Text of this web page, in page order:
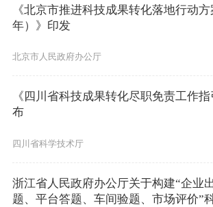
《北京市推进科技成果转化落地行动
年）》印发
北京市人民政府办公厅
《四川省科技成果转化尽职免责工作
布
四川省科学技术厅
浙江省人民政府办公厅关于构建“企业
题、平台答题、车间验题、市场评价”